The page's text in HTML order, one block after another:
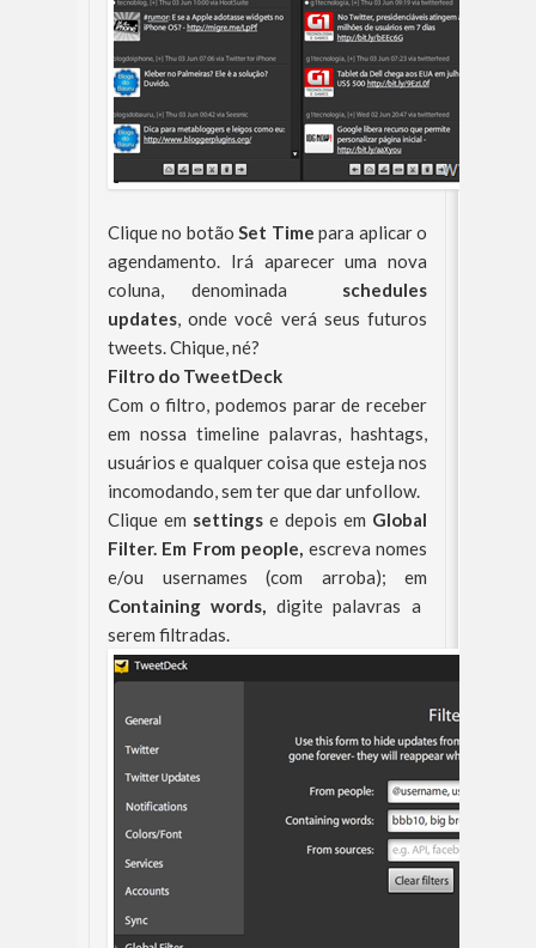
Clique no botãoSet Time para aplicar o
agendamento. Irá aparecer uma nova
coluna, denominada schedules
updates, onde você verá seus futuros
tweets. Chique, né?
Filtro do TweetDeck
Com o filtro, podemos parar de receber
em nossa timeline palavras, hashtags,
usuários e qualquer coisa que esteja nos
incomodando, sem ter que dar unfollow.
Clique em settings e depois em Global
Filter. Em From people, escreva nomes
e/ou usernames (com arroba);
em
Containing words, digite palavras a
serem filtradas.